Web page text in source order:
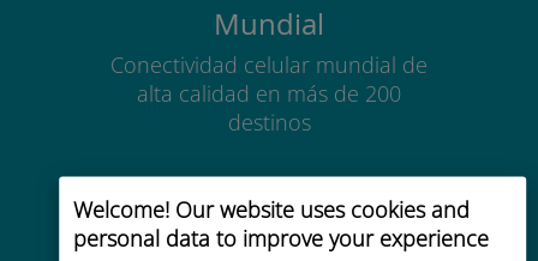
Welcome! Our website uses cookies and
personal data to improve your experience
Mundial
Conectividad celular mundial de
alta calidad en más de 200
destinos